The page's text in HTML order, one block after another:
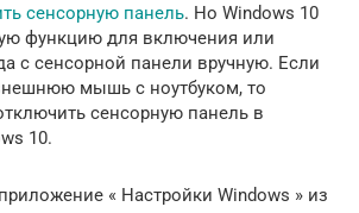
сенсорную панель. Но Windows 10
функцию для включения или
с сенсорной панели вручную. Если
мышь с ноутбуком, то
сенсорную панель в
10.
« Настройки Windows » из